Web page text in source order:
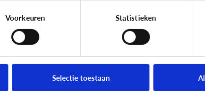
Voorkeuren Statistieken
Selectie toestaan